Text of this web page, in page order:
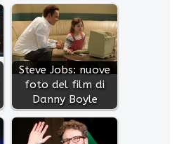
Steve Jobs: nuove
foto del film di
Danny Boyle